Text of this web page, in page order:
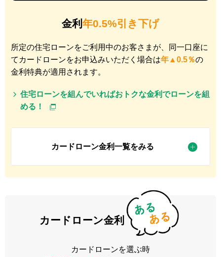
金利 年0.5%引き下げ
所定の住宅ローンをご利用中のお客さまが、同一口座に
てカードローンをお申込みいただく場合は年▲0.5％の
金利特典が適用されます。
住宅ローンを組んでいればおトクな金利でローンを組
める！
カードローン金利一覧をみる
カードローン金利
カードローンを選ぶ時